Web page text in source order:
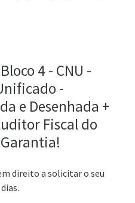
4 - CNU -
-
e Desenhada +
Fiscal do
direito a solicitar o seu
dias.